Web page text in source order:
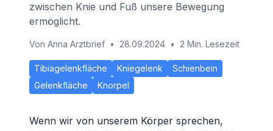
zwischen Knie und Fuß unsere Bewegung
ermöglicht.
Von Anna Arztbrief • 28.09.2024 • 2 Min. Lesezeit
Tibiagelenkfläche Kniegelenk
Schienbein
Gelenkfläche
Knorpel
Wenn wir von unserem Körper sprechen,